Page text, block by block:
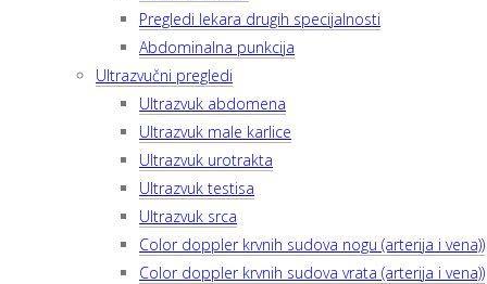
Pregledi lekara drugih specijalnosti
Abdominalna punkcija
Ultrazvučni pregledi
Ultrazvuk abdomena
Ultrazvuk male karlice
Ultrazvuk urotrakta
Ultrazvuk testisa
Ultrazvuk srca
Color doppler krvnih sudova nogu (arterija i vena))
Color doppler krvnih sudova vrata (arterija i vena))